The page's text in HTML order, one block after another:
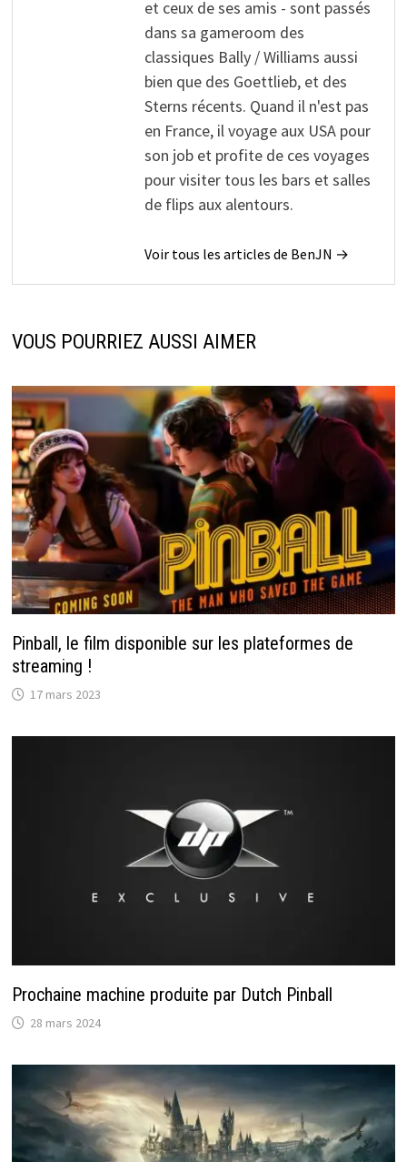
et ceux de ses amis - sont passés
dans sa gameroom des
classiques Bally / Williams aussi
bien que des Goettlieb, et des
Sterns récents. Quand il n'est pas
en France, il voyage aux USA pour
son job et profite de ces voyages
pour visiter tous les bars et salles
de flips aux alentours.
Voir tous les articles de BenJN →
VOUS POURRIEZ AUSSI AIMER
Pinball, le film disponible sur les plateformes de
streaming !
17 mars 2023
Prochaine machine produite par Dutch Pinball
28 mars 2024